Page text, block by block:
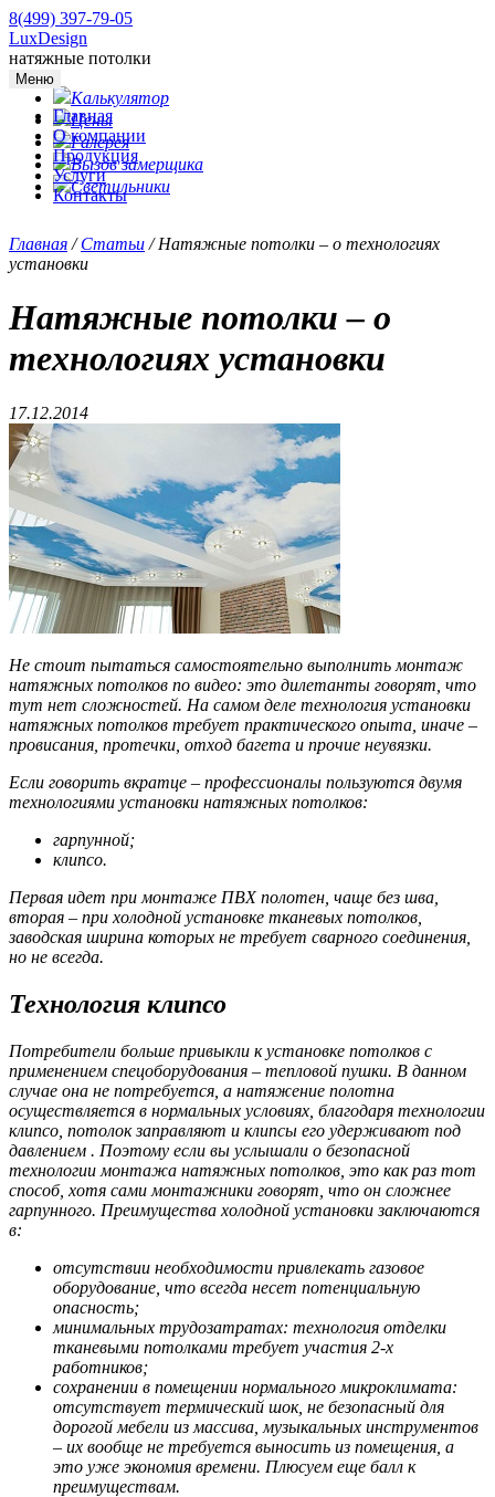
8(499) 397-79-05
LuxDesign
натяжные потолки
Меню
Главная
О компании
Продукция
Услуги
Контакты
Калькулятор
Цены
Галерея
Вызов замерщика
Светильники
Главная /Статьи /Натяжные потолки – о технологиях
установки
Натяжные потолки – о
технологиях установки
17.12.2014
Не стоит пытаться самостоятельно выполнить монтаж
натяжных потолков по видео: это дилетанты говорят, что
тут нет сложностей. На самом деле технология установки
натяжных потолков требует практического опыта, иначе –
провисания, протечки, отход багета и прочие неувязки.
Если говорить вкратце – профессионалы пользуются двумя
технологиями установки натяжных потолков:
гарпунной;
клипсо.
Первая идет при монтаже ПВХ полотен, чаще без шва,
вторая – при холодной установке тканевых потолков,
заводская ширина которых не требует сварного соединения,
но не всегда.
Технология клипсо
Потребители больше привыкли к установке потолков с
применением спецоборудования – тепловой пушки. В данном
случае она не потребуется, а натяжение полотна
осуществляется в нормальных условиях, благодаря технологии
клипсо, потолок заправляют и клипсы его удерживают под
давлением . Поэтому если вы услышали о безопасной
технологии монтажа натяжных потолков, это как раз тот
способ, хотя сами монтажники говорят, что он сложнее
гарпунного. Преимущества холодной установки заключаются
в:
отсутствии необходимости привлекать газовое
оборудование, что всегда несет потенциальную
опасность;
минимальных трудозатратах: технология отделки
тканевыми потолками требует участия 2-х
работников;
сохранении в помещении нормального микроклимата:
отсутствует термический шок, не безопасный для
дорогой мебели из массива, музыкальных инструментов
– их вообще не требуется выносить из помещения, а
это уже экономия времени. Плюсуем еще балл к
преимуществам.